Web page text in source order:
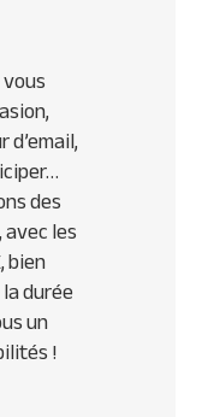
des
les
bien
durée
un
!